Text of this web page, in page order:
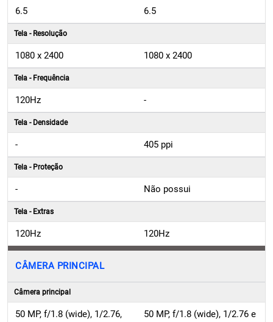
6.5 6.5
Tela - Resolução
1080 x 2400 1080 x 2400
Tela - Frequência
120Hz -
Tela - Densidade
- 405 ppi
Tela - Proteção
- Não possui
Tela - Extras
120Hz 120Hz
CÂMERA PRINCIPAL
Câmera principal
50 MP, f/1.8 (wide), 1/2.76,
50 MP, f/1.8 (wide), 1/2.76 e